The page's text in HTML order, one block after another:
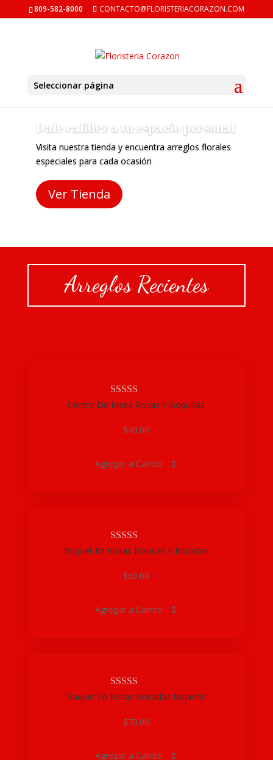
809-582-8000 CONTACTO@FLORISTERIACORAZON.COM
Seleccionar página
Dale calidez a tu espacio personal
Visita nuestra tienda y encuentra arreglos florales
especiales para cada ocasión
Ver Tienda
Arreglos Recientes
Centro De Mesa Rosas Y Boquitas
$40.00
Agregar a Carrito 
Buquet En Rosas Blancas Y Rosadas
$60.00
Agregar a Carrito 
Buquet En Rosas Rosadas Bajando
$70.00
Agregar a Carrito 